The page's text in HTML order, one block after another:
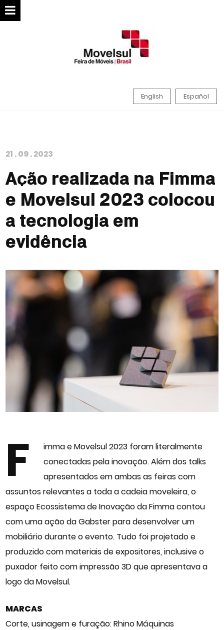
English Español
21 .09.2023
Ação realizada na Fimma
e Movelsul 2023 colocou
a tecnologia em
evidência
F
imma e Movelsul 2023 foram literalmente
conectadas pela inovação. Além dos talks
apresentados em ambas as feiras com
assuntos relevantes a toda a cadeia moveleira, o
espaço Ecossistema de Inovação da Fimma contou
com uma ação da Gabster para desenvolver um
mobiliário durante o evento. Tudo foi projetado e
produzido com materiais de expositores, inclusive o
puxador feito com impressão 3D que apresentava a
logo da Movelsul.
MARCAS
Corte, usinagem e furação: Rhino Máquinas